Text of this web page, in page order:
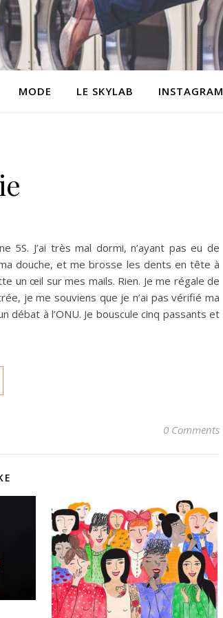
MODE LE SKYLAB INSTAGRAM
J’ai très mal dormi, n’ayant pas eu de
douche, et me brosse les dents en tête à
un œil sur mes mails. Rien. Je me régale de
je me souviens que je n’ai pas vérifié ma
débat à l’ONU. Je bouscule cinq passants et
0 Comments